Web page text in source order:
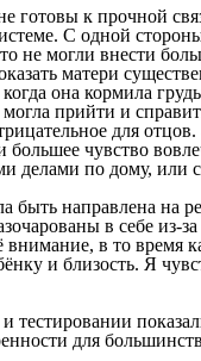
к прочной
С одной
не могли внести
матери
она кормила
прийти и
для
чувство
по дому, или
направлена на
в себе из-
в то время
и близость. Я
для